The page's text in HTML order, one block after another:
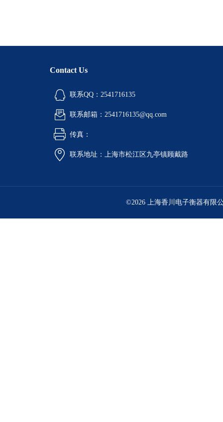
Contact Us
联系QQ：2541716135
联系邮箱：2541716135@qq.com
传真：
联系地址：上海市松江区九亭镇顾戴路
©2026 上海香川电子衡器有限